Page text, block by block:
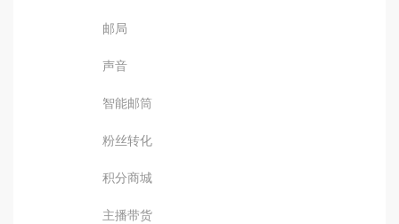
邮局
声音
智能邮筒
粉丝转化
积分商城
主播带货